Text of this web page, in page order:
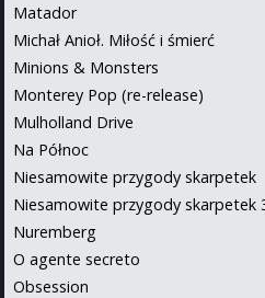
Matador
Michał Anioł. Miłość i śmierć
Minions & Monsters
Monterey Pop (re-release)
Mulholland Drive
Na Północ
Niesamowite przygody skarpetek
Niesamowite przygody skarpetek
Nuremberg
O agente secreto
Obsession